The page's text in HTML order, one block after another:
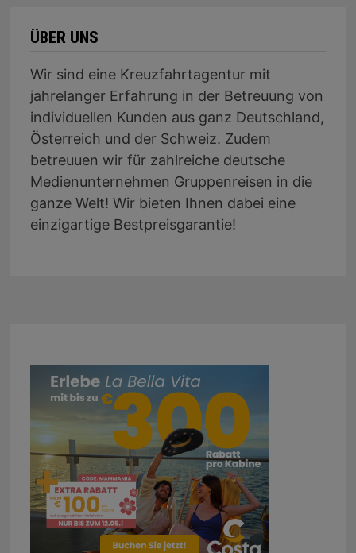
ÜBER UNS
Wir sind eine Kreuzfahrtagentur mit
jahrelanger Erfahrung in der Betreuung von
individuellen Kunden aus ganz Deutschland,
Österreich und der Schweiz. Zudem
betreuuen wir für zahlreiche deutsche
Medienunternehmen Gruppenreisen in die
ganze Welt! Wir bieten Ihnen dabei eine
einzigartige Bestpreisgarantie!